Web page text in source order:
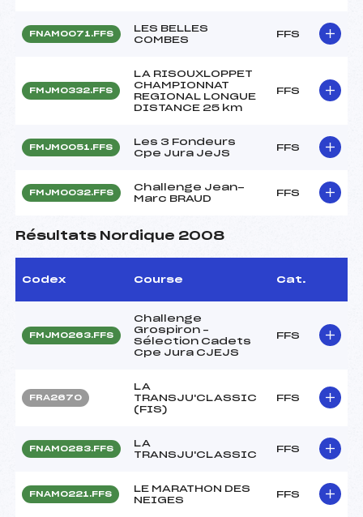
FNAM0071.FFS
LES BELLES
COMBES
FFS
FMJM0332.FFS
LA RISOUXLOPPET
CHAMPIONNAT
REGIONAL LONGUE
DISTANCE 25 km
FFS
FMJM0051.FFS
Les 3 Fondeurs
Cpe Jura JeJS
FFS
FMJM0032.FFS
Challenge Jean-
Marc BRAUD
FFS
Résultats Nordique 2008
Codex Course Cat.
FMJM0263.FFS
Challenge
Grospiron –
Sélection Cadets
Cpe Jura CJEJS
FFS
FRA2670
LA
TRANSJU'CLASSIC
(FIS)
FFS
FNAM0283.FFS
LA
TRANSJU'CLASSIC
FFS
FNAM0221.FFS
LE MARATHON DES
NEIGES
FFS